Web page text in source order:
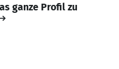
ganze Profil zu